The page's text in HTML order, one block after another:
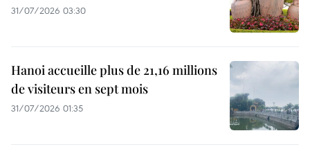
31/07/2026 03:30
Hanoi accueille plus de 21,16 millions
de visiteurs en sept mois ​
31/07/2026 01:35